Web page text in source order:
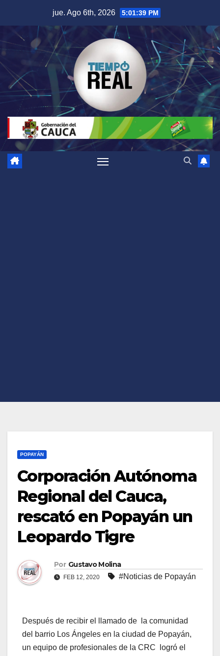
contenido
jue. Ago 6th, 2026 5:01:39 PM
POPAYÁN
Corporación Autónoma
Regional del Cauca,
rescató en Popayán un
Leopardo Tigre
Por Gustavo Molina
FEB 12, 2020 #Noticias de Popayán
Después de recibir el llamado de la comunidad
del barrio Los Ángeles en la ciudad de Popayán,
un equipo de profesionales de la CRC logró el